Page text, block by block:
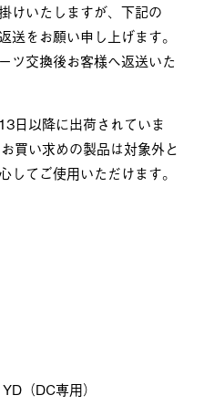
けいたしますが、下記の
送をお願い申し上げます。
ツ交換後お客様へ返送いた
日以降に出荷されていま
買い求めの製品は対象外と
してご使用いただけます。
（DC専用）